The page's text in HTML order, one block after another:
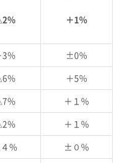
％ ＋1％
3％
±0％
％
＋5％
％
＋１％
％
＋１％
％
±０％